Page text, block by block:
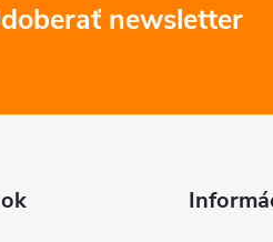
newsletter